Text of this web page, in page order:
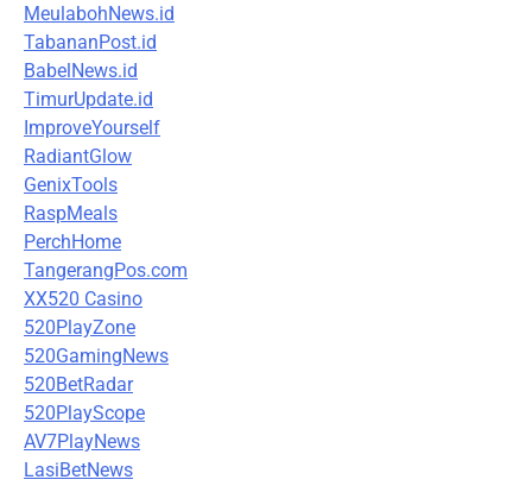
MeulabohNews.id
TabananPost.id
BabelNews.id
TimurUpdate.id
ImproveYourself
RadiantGlow
GenixTools
RaspMeals
PerchHome
TangerangPos.com
XX520 Casino
520PlayZone
520GamingNews
520BetRadar
520PlayScope
AV7PlayNews
LasiBetNews